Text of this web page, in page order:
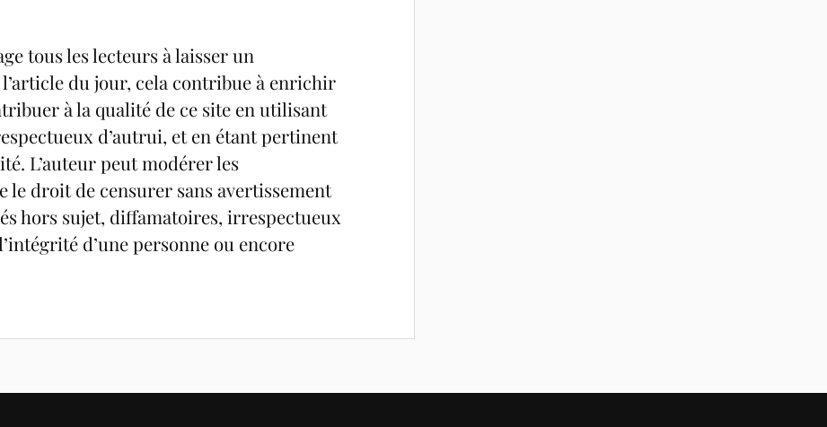
tous les lecteurs à laisser un
du jour, cela contribue à enrichir
à la qualité de ce site en utilisant
d’autrui, et en étant pertinent
L’auteur peut modérer les
le droit de censurer sans avertissement
hors sujet, diffamatoires, irrespectueux
d’une personne ou encore